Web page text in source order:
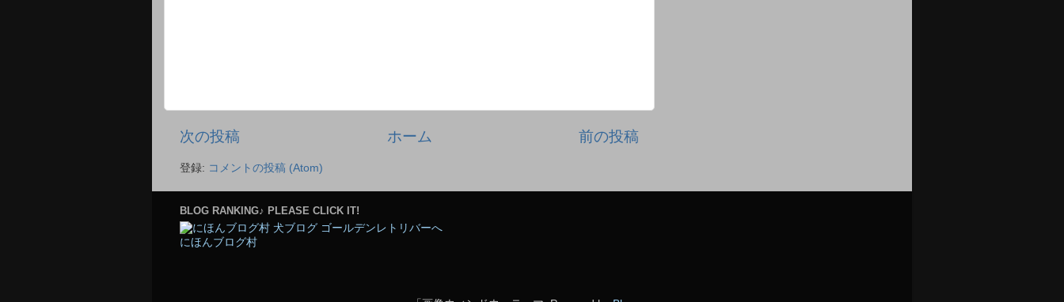
次の投稿 前の投稿
ホーム
登録: コメントの投稿 (Atom)
BLOG RANKING♪ PLEASE CLICK IT!
にほんブログ村